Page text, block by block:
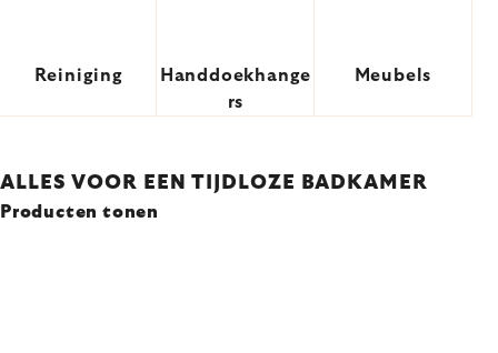
Reiniging
Handdoekhange
rs
Meubels
ALLES VOOR EEN TIJDLOZE BADKAMER
Producten tonen